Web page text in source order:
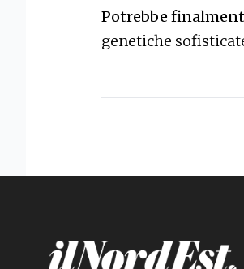
Potrebbe
genetiche